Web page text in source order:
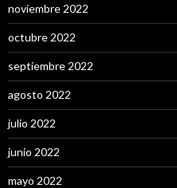
noviembre 2022
octubre 2022
septiembre 2022
agosto 2022
julio 2022
junio 2022
mayo 2022